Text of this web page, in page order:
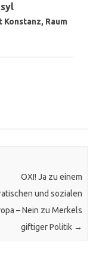
Raum
OXI! Ja zu einem
und sozialen
– Nein zu Merkels
giftiger Politik →